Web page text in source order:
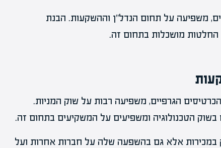
משפיעה על תחום הנדל"ן וההשקעות. הבנת
מושכלות בתחום זה.
הגרפיים, משפיעה רבות על שוק המניות.
בשוק הטכנולוגיה ומשפיעים על המשקיעים בתחום זה.
אלא גם בהשפעה שלה על חברות אחרות ועל